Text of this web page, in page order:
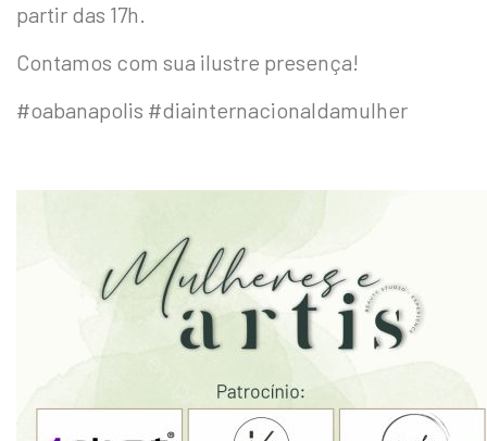
partir das 17h.
Contamos com sua ilustre presença!
#oabanapolis #diainternacionaldamulher